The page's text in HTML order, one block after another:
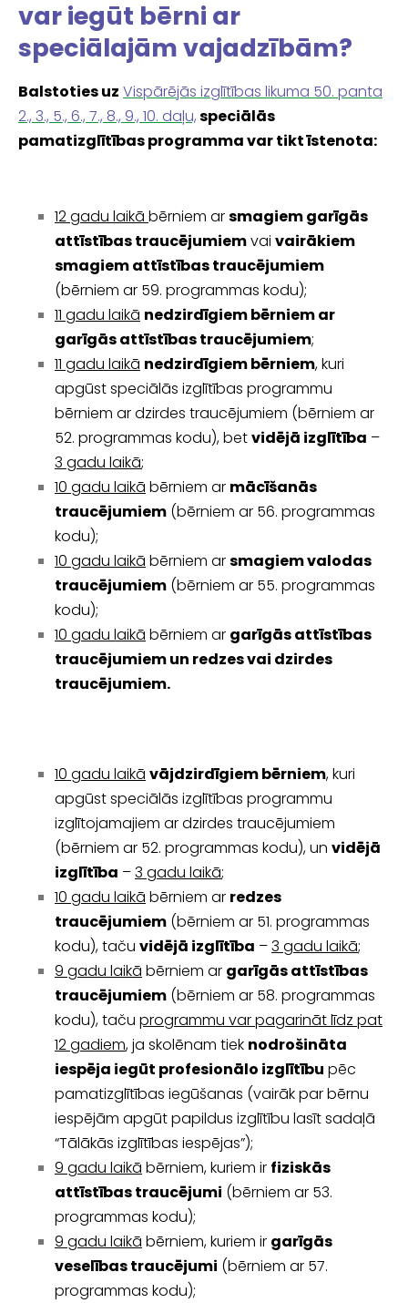
var iegūt bērni ar
speciālajām vajadzībām?
Balstoties uz Vispārējās izglītības likuma 50. panta
2., 3., 5., 6., 7., 8., 9., 10. daļu,speciālās
pamatizglītības programma var tikt īstenota:
12 gadu laikā bērniem arsmagiem garīgās
attīstības traucējumiemvai vairākiem
smagiem attīstības traucējumiem
(bērniem ar 59. programmas kodu);
11 gadu laikā nedzirdīgiem bērniem ar
garīgās attīstības traucējumiem;
11 gadu laikā nedzirdīgiem bērniem, kuri
apgūst speciālās izglītības programmu
bērniem ar dzirdes traucējumiem (bērniem ar
52. programmas kodu), betvidējā izglītība –
3 gadu laikā;
10 gadu laikā bērniem ar mācīšanās
traucējumiem (bērniem ar 56. programmas
kodu);
10 gadu laikā bērniem arsmagiem valodas
traucējumiem (bērniem ar 55. programmas
kodu);
10 gadu laikā bērniem ar garīgās attīstības
traucējumiem un redzes vai dzirdes
traucējumiem.
10 gadu laikā vājdzirdīgiem bērniem, kuri
apgūst speciālās izglītības programmu
izglītojamajiem ar dzirdes traucējumiem
(bērniem ar 52. programmas kodu), un vidējā
izglītība –3 gadu laikā;
10 gadu laikā bērniem ar redzes
traucējumiem (bērniem ar 51. programmas
kodu), taču vidējā izglītība –3 gadu laikā;
9 gadu laikā bērniem ar garīgās attīstības
traucējumiem (bērniem ar 58. programmas
kodu), taču programmu var pagarināt līdz pat
12 gadiem, ja skolēnam tiek nodrošināta
iespēja iegūt profesionālo izglītību pēc
pamatizglītības iegūšanas (vairāk par bērnu
iespējām apgūt papildus izglītību lasīt sadaļā
“Tālākās izglītības iespējas”);
9 gadu laikā bērniem, kuriem ir fiziskās
attīstības traucējumi (bērniem ar 53.
programmas kodu);
9 gadu laikā bērniem, kuriem ir garīgās
veselības traucējumi (bērniem ar 57.
programmas kodu);